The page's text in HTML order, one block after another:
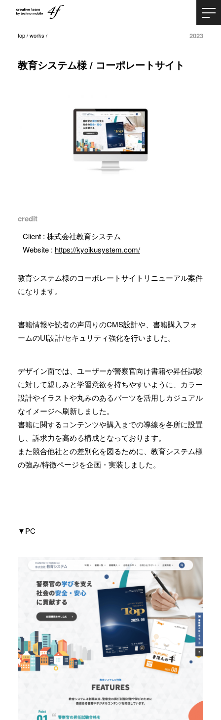
top/works / 2023
教育システム様 / コーポレートサイト
credit
Client : 株式会社教育システム
Website : https://kyoikusystem.com/
教育システム様のコーポレートサイトリニューアル案件
になります。
書籍情報や読者の声周りのCMS設計や、書籍購入フォ
ームのUI設計/セキュリティ強化を行いました。
デザイン面では、ユーザーが警察官向け書籍や昇任試験
に対して親しみと学習意欲を持ちやすいように、カラー
設計やイラストや丸みのあるパーツを活用しカジュアル
なイメージへ刷新しました。
書籍に関するコンテンツや購入までの導線を各所に設置
し、訴求力を高める構成となっております。
また競合他社との差別化を図るために、教育システム様
の強み/特徴ページを企画・実装しました。
▼PC